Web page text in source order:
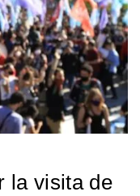
la visita de